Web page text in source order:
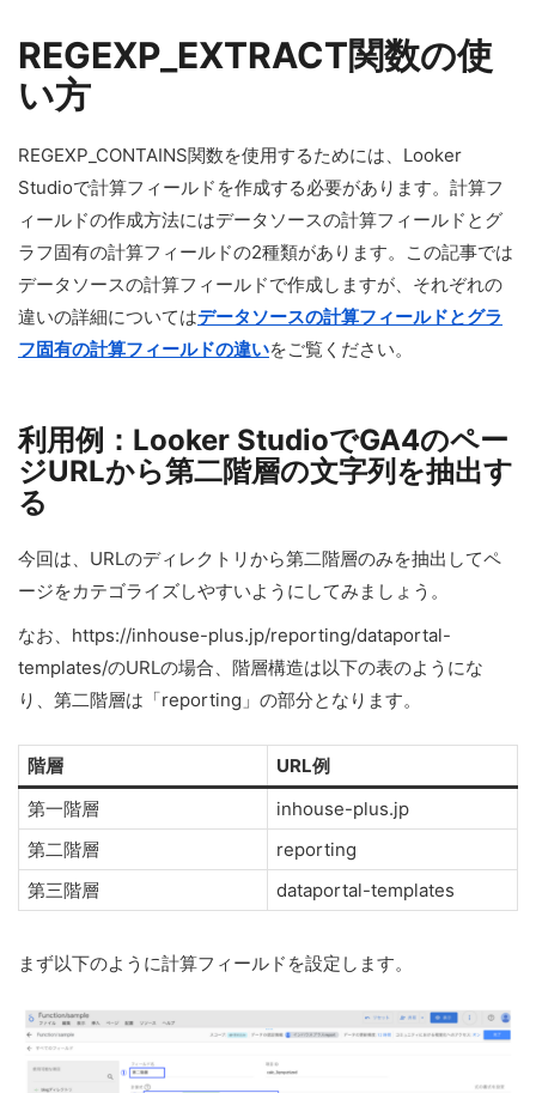
REGEXP_EXTRACT関数の使
い方
REGEXP_CONTAINS関数を使用するためには、Looker
Studioで計算フィールドを作成する必要があります。計算フ
ィールドの作成方法にはデータソースの計算フィールドとグ
ラフ固有の計算フィールドの2種類があります。この記事では
データソースの計算フィールドで作成しますが、それぞれの
違いの詳細についてはデータソースの計算フィールドとグラ
フ固有の計算フィールドの違いをご覧ください。
利用例：Looker StudioでGA4のペー
ジURLから第二階層の文字列を抽出す
る
今回は、URLのディレクトリから第二階層のみを抽出してペ
ージをカテゴライズしやすいようにしてみましょう。
なお、https://inhouse-plus.jp/reporting/dataportal-
templates/のURLの場合、階層構造は以下の表のようにな
り、第二階層は「reporting」の部分となります。
階層
URL例
第一階層
inhouse-plus.jp
第二階層
reporting
第三階層
dataportal-templates
まず以下のように計算フィールドを設定します。